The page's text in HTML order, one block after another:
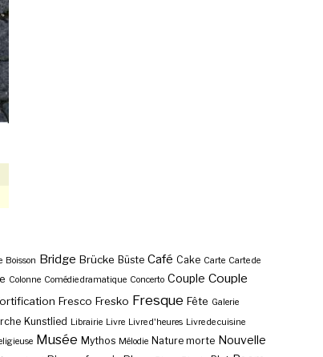
Boisson Bridge Brücke Büste Café Cake Carte Carte de
Colonne Comédie dramatique Concerto Couple Couple
Fresco Fresko Fresque Fête Galerie
Kunstlied Librairie Livre Livre d'heures Livre de cuisine
Musée Mythos Mélodie Nature morte Nouvelle